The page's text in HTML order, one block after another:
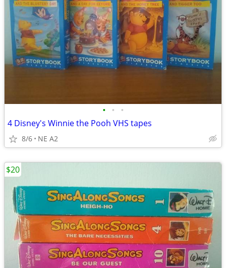
• • •
4 Disney's Winnie the Pooh VHS tapes
8/6 NE A2
$20